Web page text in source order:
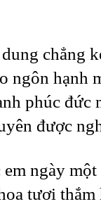
kém
mấy ai
vợ
hờn